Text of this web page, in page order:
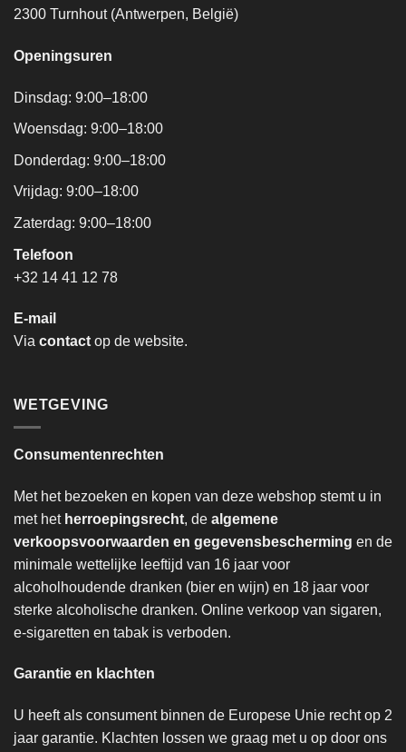
2300 Turnhout (Antwerpen, België)
Openingsuren
Dinsdag: 9:00–18:00
Woensdag: 9:00–18:00
Donderdag: 9:00–18:00
Vrijdag: 9:00–18:00
Zaterdag: 9:00–18:00
Telefoon
+32 14 41 12 78
E-mail
Via contact op de website.
WETGEVING
Consumentenrechten
Met het bezoeken en kopen van deze webshop stemt u in
met het herroepingsrecht, de algemene
verkoopsvoorwaarden en gegevensbescherming en de
minimale wettelijke leeftijd van 16 jaar voor
alcoholhoudende dranken (bier en wijn) en 18 jaar voor
sterke alcoholische dranken. Online verkoop van sigaren,
e-sigaretten en tabak is verboden.
Garantie en klachten
U heeft als consument binnen de Europese Unie recht op 2
jaar garantie. Klachten lossen we graag met u op door ons